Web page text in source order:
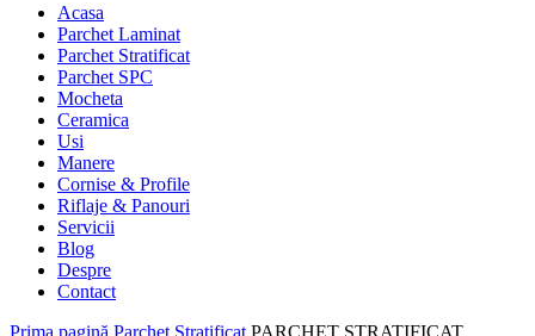
Acasa
Parchet Laminat
Parchet Stratificat
Parchet SPC
Mocheta
Ceramica
Usi
Manere
Cornise & Profile
Riflaje & Panouri
Servicii
Blog
Despre
Contact
Prima pagină Parchet Stratificat PARCHET STRATIFICAT